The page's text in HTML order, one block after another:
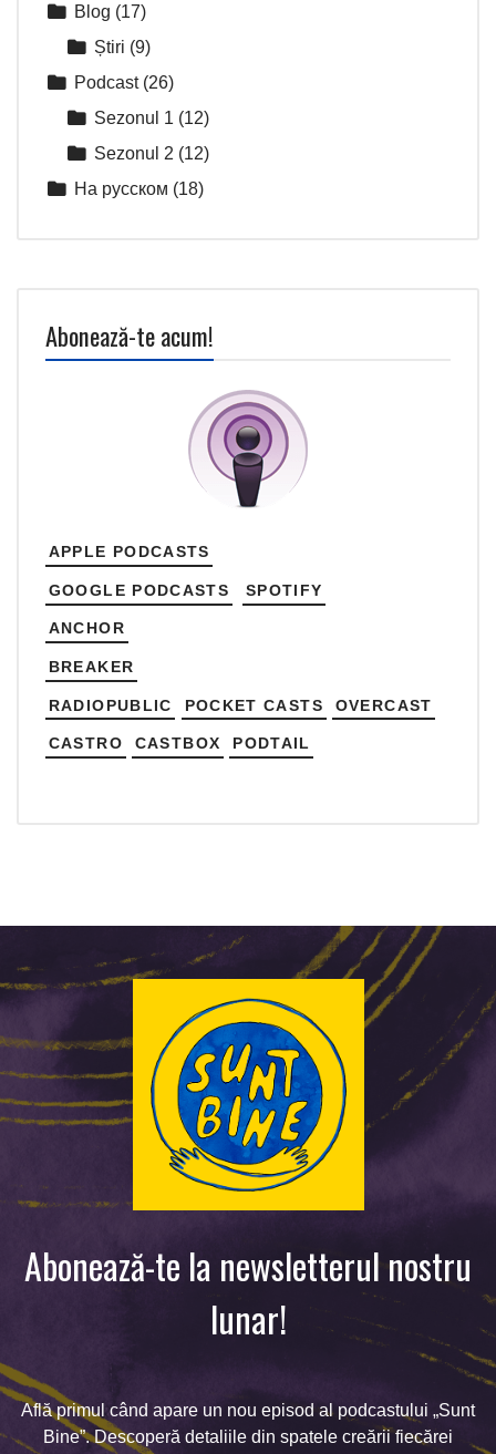
Blog (17)
Știri (9)
Podcast(26)
Sezonul 1 (12)
Sezonul 2 (12)
На русском (18)
Abonează-te acum!
APPLE PODCASTS
GOOGLE PODCASTS SPOTIFY
ANCHOR
BREAKER
RADIOPUBLIC POCKET CASTS OVERCAST
CASTRO CASTBOX PODTAIL
Abonează-te la newsletterul nostru
lunar!
Află primul când apare un nou episod al podcastului „Sunt
Bine”. Descoperă detaliile din spatele creării fiecărei